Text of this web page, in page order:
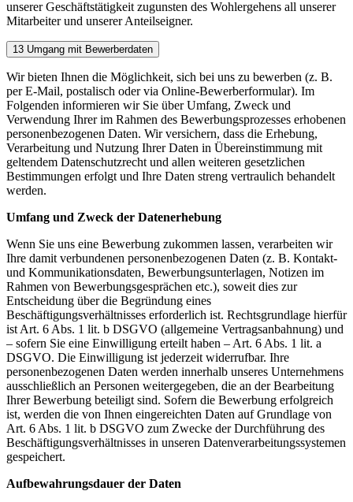
unserer Geschäftstätigkeit zugunsten des Wohlergehens all unserer
Mitarbeiter und unserer Anteilseigner.
13 Umgang mit Bewerberdaten
Wir bieten Ihnen die Möglichkeit, sich bei uns zu bewerben (z. B.
per E-Mail, postalisch oder via Online-Bewerberformular). Im
Folgenden informieren wir Sie über Umfang, Zweck und
Verwendung Ihrer im Rahmen des Bewerbungsprozesses erhobenen
personenbezogenen Daten. Wir versichern, dass die Erhebung,
Verarbeitung und Nutzung Ihrer Daten in Übereinstimmung mit
geltendem Datenschutzrecht und allen weiteren gesetzlichen
Bestimmungen erfolgt und Ihre Daten streng vertraulich behandelt
werden.
Umfang und Zweck der Datenerhebung
Wenn Sie uns eine Bewerbung zukommen lassen, verarbeiten wir
Ihre damit verbundenen personenbezogenen Daten (z. B. Kontakt-
und Kommunikationsdaten, Bewerbungsunterlagen, Notizen im
Rahmen von Bewerbungsgesprächen etc.), soweit dies zur
Entscheidung über die Begründung eines
Beschäftigungsverhältnisses erforderlich ist. Rechtsgrundlage hierfür
ist Art. 6 Abs. 1 lit. b DSGVO (allgemeine Vertragsanbahnung) und
– sofern Sie eine Einwilligung erteilt haben – Art. 6 Abs. 1 lit. a
DSGVO. Die Einwilligung ist jederzeit widerrufbar. Ihre
personenbezogenen Daten werden innerhalb unseres Unternehmens
ausschließlich an Personen weitergegeben, die an der Bearbeitung
Ihrer Bewerbung beteiligt sind. Sofern die Bewerbung erfolgreich
ist, werden die von Ihnen eingereichten Daten auf Grundlage von
Art. 6 Abs. 1 lit. b DSGVO zum Zwecke der Durchführung des
Beschäftigungsverhältnisses in unseren Datenverarbeitungssystemen
gespeichert.
Aufbewahrungsdauer der Daten